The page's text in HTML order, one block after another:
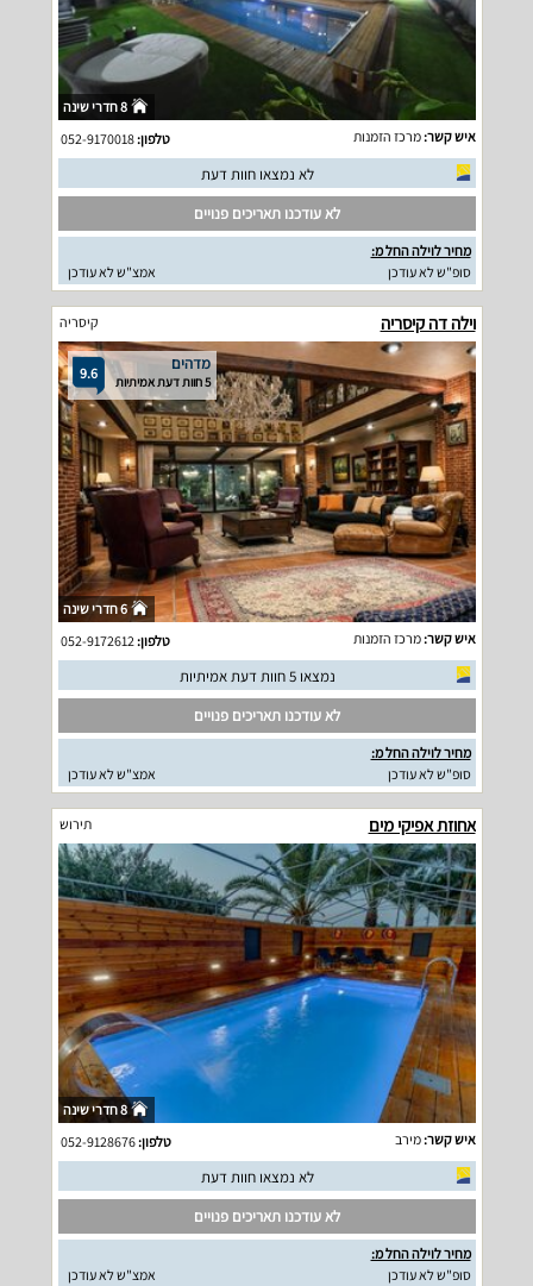
8 חדרי שינה
איש קשר:מרכז הזמנות טלפון:052-9170018
לא נמצאו חוות דעת
לא עודכנו תאריכים פנויים
מחיר לוילה החל מ:
סופ"ש לא עודכן
אמצ"ש לא עודכן
וילה דה קיסריה קיסריה
9.6 מדהים
5 חוות דעת אמיתיות
6 חדרי שינה
איש קשר:מרכז הזמנות טלפון:
נמצאו 5 חוות דעת אמיתיות
לא עודכנו תאריכים פנויים
מחיר לוילה החל מ:
סופ"ש לא עודכן
אמצ"ש לא עודכן
אחוזת אפיקי מים תירוש
8 חדרי שינה
איש קשר:מירב טלפון:052-9128676
לא נמצאו חוות דעת
לא עודכנו תאריכים פנויים
מחיר לוילה החל מ:
סופ"ש לא עודכן
אמצ"ש לא עודכן